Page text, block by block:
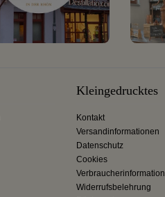
Kleingedrucktes
Kontakt
Versandinformationen
Datenschutz
Cookies
Verbraucherinformation
Widerrufsbelehrung